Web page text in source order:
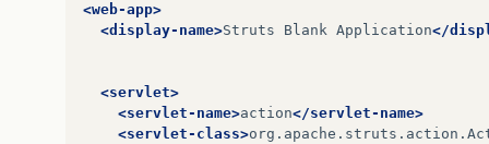
<web-app>
<display-name>Struts Blank Application</
<servlet>
<servlet-name>action</servlet-name>
<servlet-class>